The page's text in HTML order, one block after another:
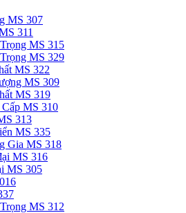
MS 307
311
MS 315
MS 329
MS 322
MS 309
MS 319
MS 310
313
MS 335
Gia MS 318
MS 316
MS 305
MS 312